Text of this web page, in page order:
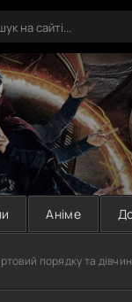
Аніме
порядку та